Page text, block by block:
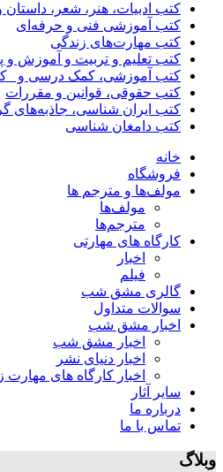
کتب ادبیات، هنر، شعر، داستان
کتب آموزشی فنی و حرفه‌ای
کتب مهارت‌های زندگی
کتب تعلیم و تربیت و آموزش
کتب آموزشی، کمک درسی و
کتب حقوقی، قوانین و مقررات
کتب ایران شناسی، جاذبه‌های
کتب دامغان شناسی
خانه
فروشگاه
مولف‌ها و مترجم ها
مولف‌ها
مترجم‌ها
کارگاه های مهارتی
اخبار
فیلم
گالری مشق شب
سوالات متداول
اخبار مشق شب
اخبار مشق شب
اخبار دنیای نشر
اخبار کارگاه های مهارت
سایر آثار
درباره ما
تماس با ما
وبلاگ